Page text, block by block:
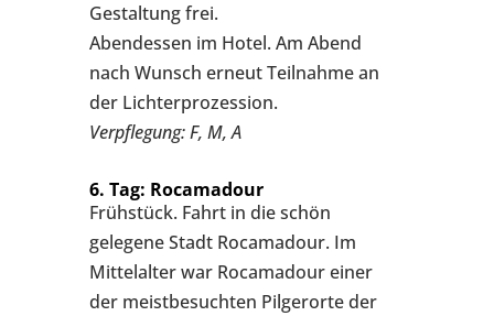
Gestaltung frei.
Abendessen im Hotel. Am Abend
nach Wunsch erneut Teilnahme an
der Lichterprozession.
Verpflegung: F, M, A
6. Tag: Rocamadour
Frühstück. Fahrt in die schön
gelegene Stadt Rocamadour. Im
Mittelalter war Rocamadour einer
der meistbesuchten Pilgerorte der